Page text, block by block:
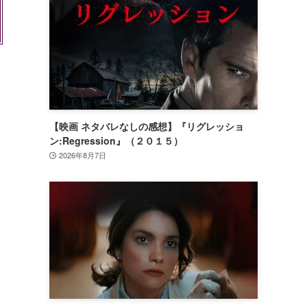
【映画 ネタバレなしの感想】『リグレッショ
ン:Regression』（２０１５）
2026年8月7日